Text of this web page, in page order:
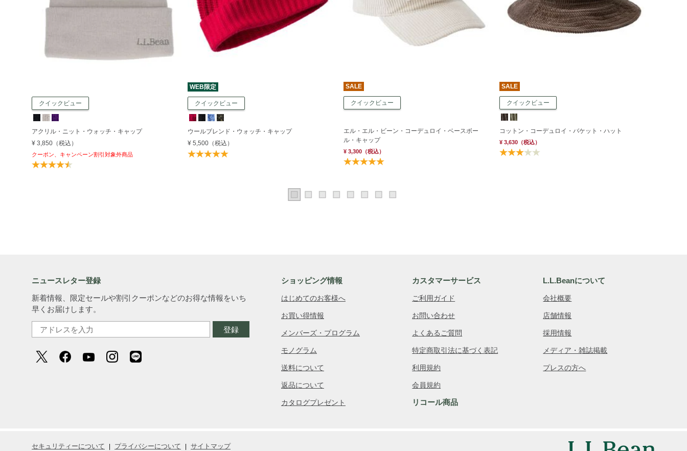
クイックビュー
アクリル・ニット・ウォッチ・キャップ
¥ 3,850 （税込）
クーポン、キャンペーン割引対象外商品
WEB限定
クイックビュー
ウールブレンド・ウォッチ・キャップ
¥ 5,500（税込）
SALE
クイックビュー
エル・エル・ビーン・コーデュロイ・ベースボー
ル・キャップ
¥ 3,300（税込）
SALE
クイックビュー
コットン・コーデュロイ・バケット・ハット
¥ 3,630（税込）
ニュースレター登録
新着情報、限定セールや割引クーポンなどのお得な情報をいち
早くお届けします。
登録
ショッピング情報
はじめてのお客様へ
お買い得情報
メンバーズ・プログラム
モノグラム
送料について
返品について
カタログプレゼント
カスタマーサービス
ご利用ガイド
お問い合わせ
よくあるご質問
特定商取引法に基づく表記
利用規約
会員規約
リコール商品
L.L.Beanについて
会社概要
店舗情報
採用情報
メディア・雑誌掲載
プレスの方へ
セキュリティーについて プライバシーについて サイトマップ